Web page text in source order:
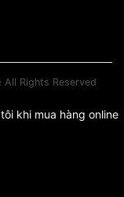
All Rights Reserved
khi mua hàng online